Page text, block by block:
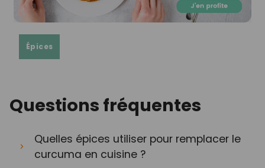
Épices
Questions fréquentes
Quelles épices utiliser pour remplacer le
curcuma en cuisine ?